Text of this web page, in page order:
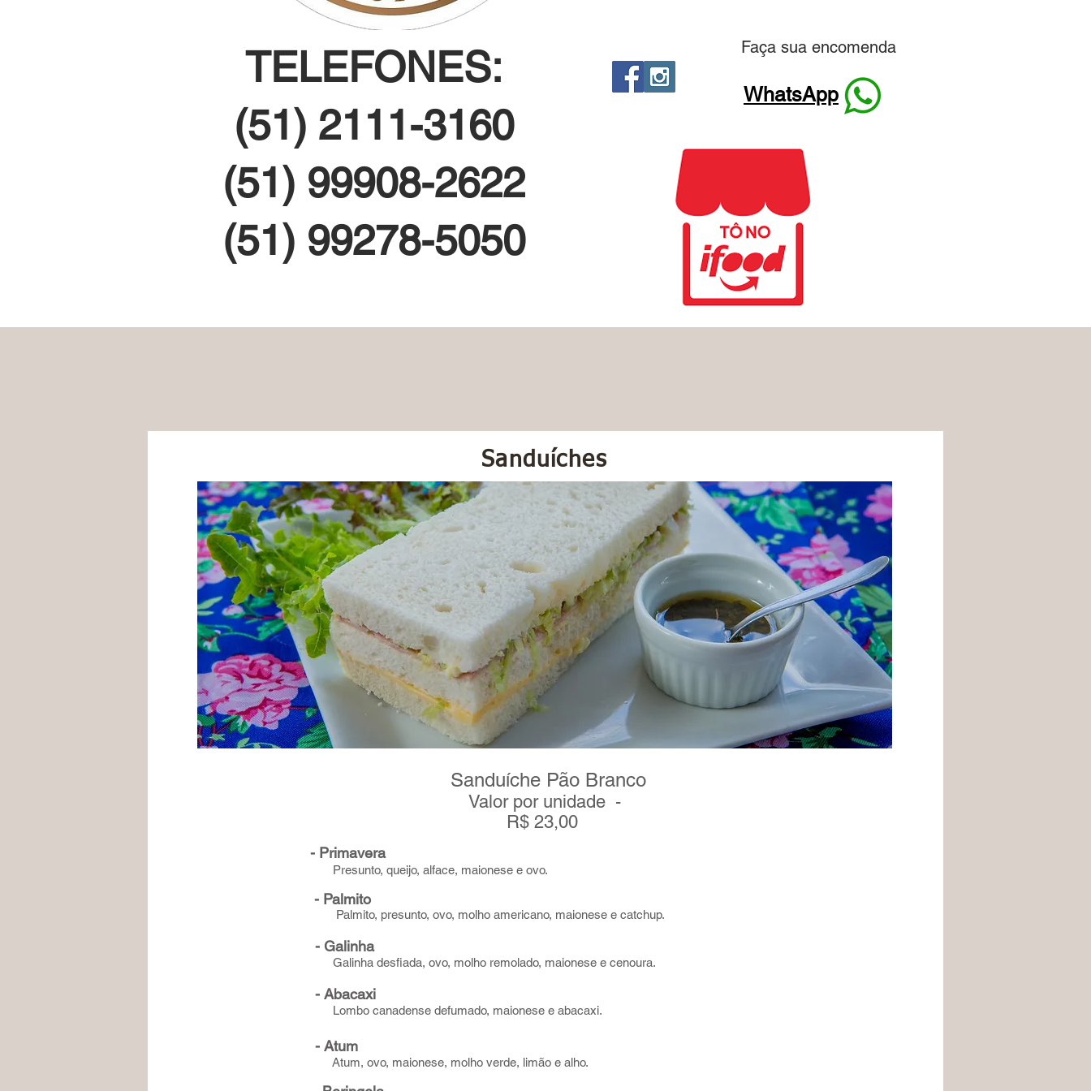
TELEFONES:
(51) 2111-3160
(51) 99908-2622
(51) 99278-5050
Faça sua encomenda
WhatsApp
Sanduíches
Sanduíches
Sanduíche Pão Branco
Valor por unidade -
R$ 23,00
- Primavera
Presunto, queijo, alface, maionese e ovo.
- Palmito
Palmito, presunto, ovo, molho americano, maionese e catchup.
- Galinha
Galinha desfiada, ovo, molho remolado, maionese e cenoura.
- Abacaxi
Lombo canadense defumado, maionese e abacaxi.
- Atum
Atum, ovo, maionese, molho verde, limão e alho.